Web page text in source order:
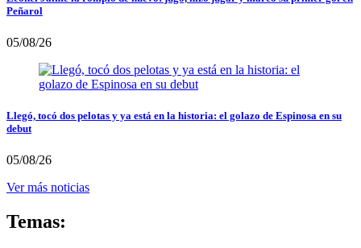
Peñarol
05/08/26
Llegó, tocó dos pelotas y ya está en la historia: el golazo de Espinosa en su
debut
05/08/26
Ver más noticias
Temas: